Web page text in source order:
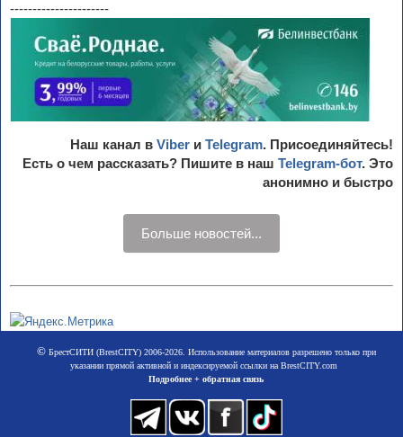
----------------------
Наш канал в Viber и Telegram. Присоединяйтесь!
Есть о чем рассказать? Пишите в наш Telegram-бот. Это
анонимно и быстро
Больше новостей...
©БрестСИТИ (BrestCITY) 2006-2026. Использование материалов разрешено только при
указании прямой активной и индексируемой ссылки на BrestCITY.com
Подробнее + обратная связь